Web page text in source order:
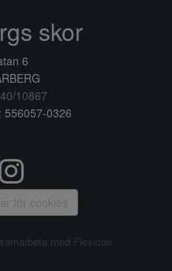
skor
6
10867
556057-0326
för cookies
med Flexicon